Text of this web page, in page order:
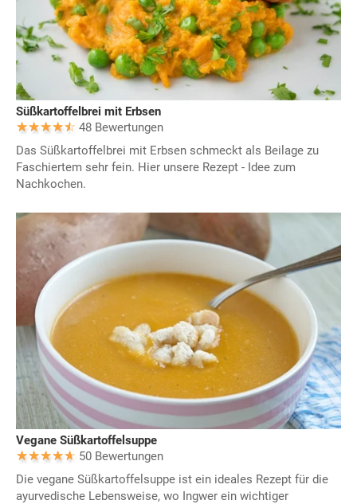
Süßkartoffelbrei mit Erbsen
48 Bewertungen
Das Süßkartoffelbrei mit Erbsen schmeckt als Beilage zu
Faschiertem sehr fein. Hier unsere Rezept - Idee zum
Nachkochen.
Vegane Süßkartoffelsuppe
50 Bewertungen
Die vegane Süßkartoffelsuppe ist ein ideales Rezept für die
ayurvedische Lebensweise, wo Ingwer ein wichtiger